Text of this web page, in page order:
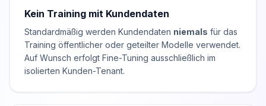
Kein Training mit Kundendaten
Standardmäßig werden Kundendaten niemals für das
Training öffentlicher oder geteilter Modelle verwendet.
Auf Wunsch erfolgt Fine-Tuning ausschließlich im
isolierten Kunden-Tenant.